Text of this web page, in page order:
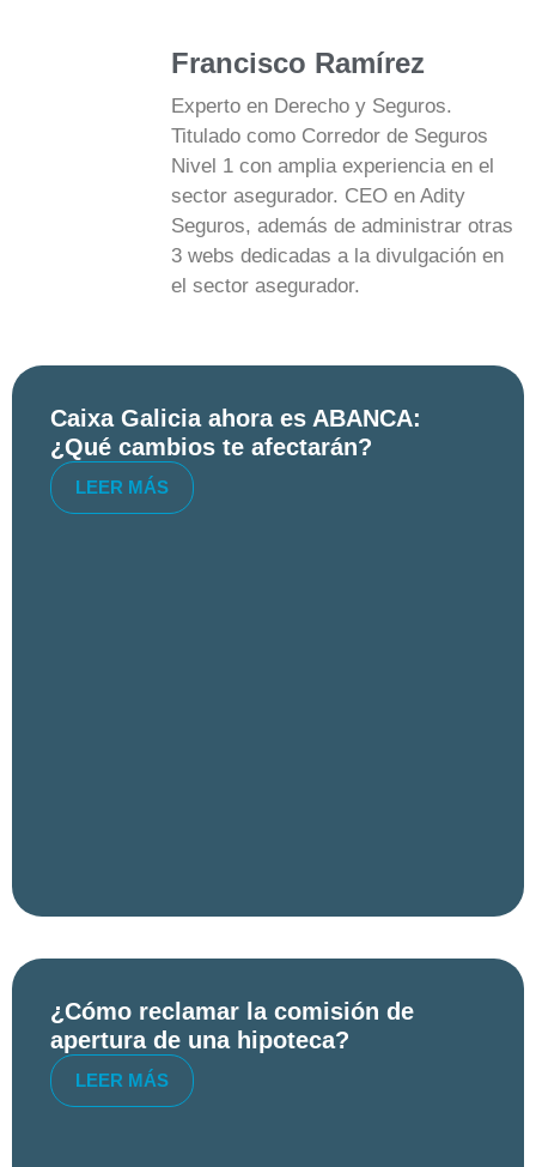
Francisco Ramírez
Experto en Derecho y Seguros.
Titulado como Corredor de Seguros
Nivel 1 con amplia experiencia en el
sector asegurador. CEO en Adity
Seguros, además de administrar otras
3 webs dedicadas a la divulgación en
el sector asegurador.
Caixa Galicia ahora es ABANCA:
¿Qué cambios te afectarán?
LEER MÁS
¿Cómo reclamar la comisión de
apertura de una hipoteca?
LEER MÁS